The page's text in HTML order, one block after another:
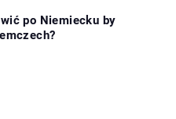
po Niemiecku by